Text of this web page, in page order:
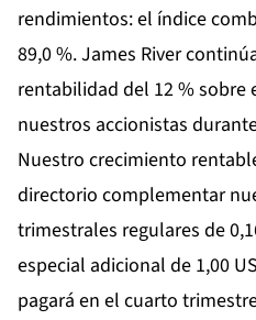
rendimientos: el índice
89,0 %. James River
rentabilidad del 12 % sobre
nuestros accionistas
Nuestro crecimiento
directorio complementar
trimestrales regulares de
especial adicional de 1,00
pagará en el cuarto